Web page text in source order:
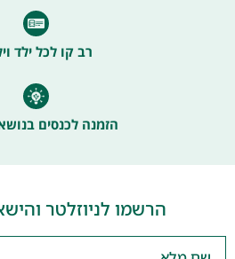
רב קו לכל ילד
הזמנה לכנסים
הרשמו לניוזלטר